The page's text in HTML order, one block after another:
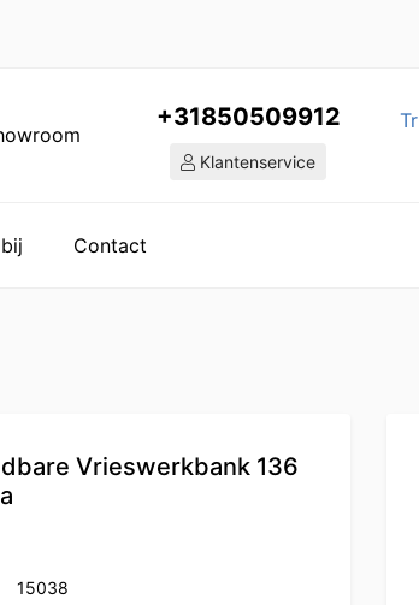
+31850509912
Klantenservice
Contact
Vrieswerkbank 136
15038